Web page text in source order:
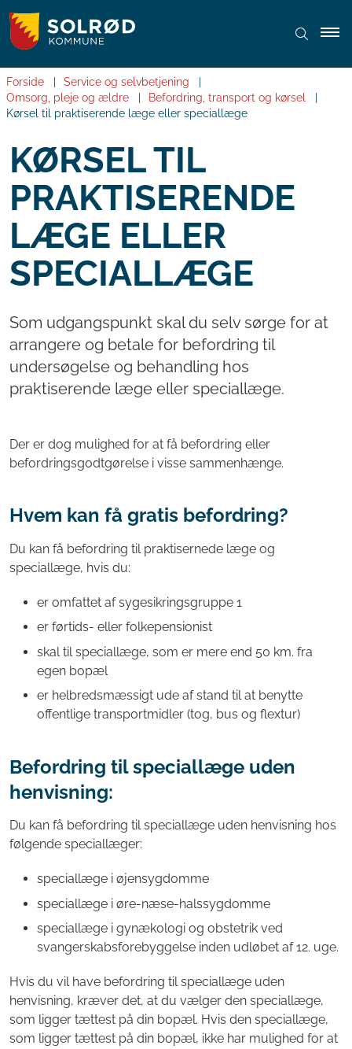
Forside
Service og selvbetjening
Omsorg, pleje og ældre
Befordring, transport og kørsel
Kørsel til praktiserende læge eller speciallæge
KØRSEL TIL
PRAKTISERENDE
LÆGE ELLER
SPECIALLÆGE
Som udgangspunkt skal du selv sørge for at
arrangere og betale for befordring til
undersøgelse og behandling hos
praktiserende læge eller speciallæge.
Der er dog mulighed for at få befordring eller
befordringsgodtgørelse i visse sammenhænge.
Hvem kan få gratis befordring?
Du kan få befordring til praktisernede læge og
speciallæge, hvis du:
er omfattet af sygesikringsgruppe 1
er førtids- eller folkepensionist
skal til speciallæge, som er mere end 50 km. fra
egen bopæl
er helbredsmæssigt ude af stand til at benytte
offentlige transportmidler (tog, bus og flextur)
Befordring til speciallæge uden
henvisning:
Du kan få befordring til speciallæge uden henvisning hos
følgende speciallæger:
speciallæge i øjensygdomme
speciallæge i øre-næse-halssygdomme
speciallæge i gynækologi og obstetrik ved
svangerskabsforebyggelse inden udløbet af 12. uge.
Hvis du vil have befordring til speciallæge uden
henvisning, kræver det, at du vælger den speciallæge,
som ligger tættest på din bopæl. Hvis den speciallæge,
som ligger tættest på din bopæl, ikke har mulighed for at